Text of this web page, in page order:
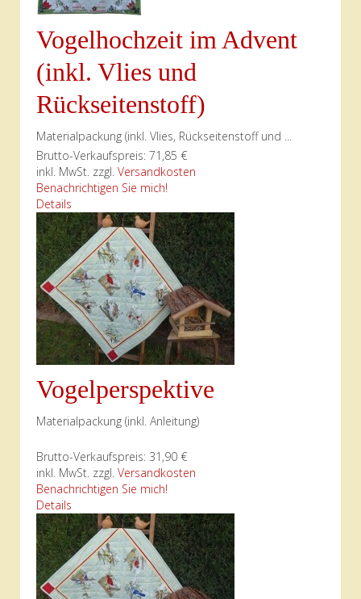
Vogelhochzeit im Advent
(inkl. Vlies und
Rückseitenstoff)
Materialpackung (inkl. Vlies, Rückseitenstoff und ...
Brutto-Verkaufspreis: 71,85 €
inkl. MwSt. zzgl. Versandkosten
Benachrichtigen Sie mich!
Details
Vogelperspektive
Materialpackung (inkl. Anleitung)
Brutto-Verkaufspreis: 31,90 €
inkl. MwSt. zzgl. Versandkosten
Benachrichtigen Sie mich!
Details